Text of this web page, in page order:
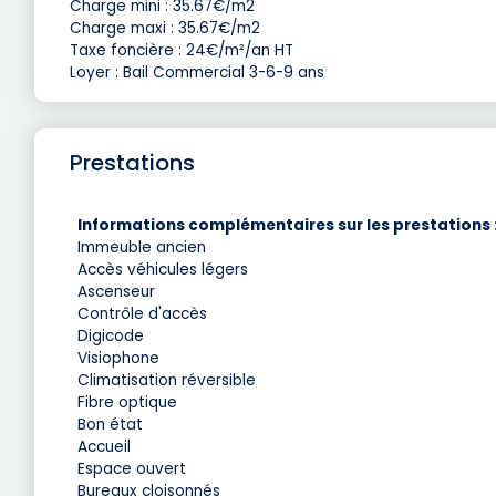
Charge mini : 35.67€/m2
Charge maxi : 35.67€/m2
Taxe foncière : 24€/m²/an HT
Loyer : Bail Commercial 3-6-9 ans
Prestations
Informations complémentaires sur les prestations
Immeuble ancien
Accès véhicules légers
Ascenseur
Contrôle d'accès
Digicode
Visiophone
Climatisation réversible
Fibre optique
Bon état
Accueil
Espace ouvert
Bureaux cloisonnés